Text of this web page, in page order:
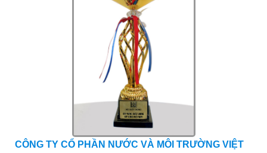
CÔNG TY CỔ PHẦN NƯỚC VÀ MÔI TRƯỜNG VIỆT